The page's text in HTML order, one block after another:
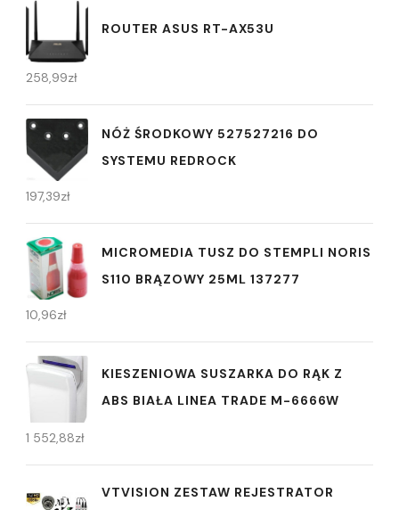
ROUTER ASUS RT-AX53U
258,99zł
NÓŻ ŚRODKOWY 527527216 DO
SYSTEMU REDROCK
197,39zł
MICROMEDIA TUSZ DO STEMPLI NORIS
S110 BRĄZOWY 25ML 137277
10,96zł
KIESZENIOWA SUSZARKA DO RĄK Z
ABS BIAŁA LINEA TRADE M-6666W
1 552,88zł
VTVISION ZESTAW REJESTRATOR